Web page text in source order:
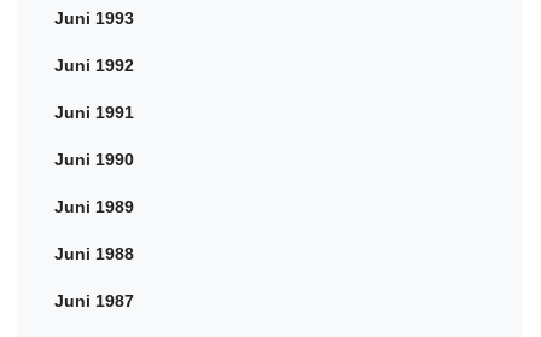
Juni 1993
Juni 1992
Juni 1991
Juni 1990
Juni 1989
Juni 1988
Juni 1987